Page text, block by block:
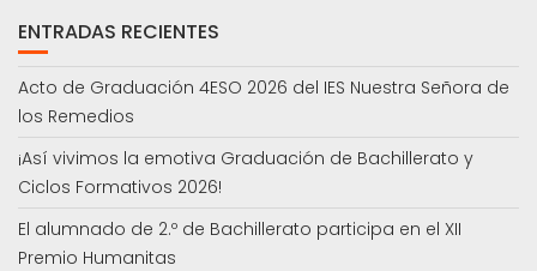
ENTRADAS RECIENTES
Acto de Graduación 4ESO 2026 del IES Nuestra Señora de
los Remedios
¡Así vivimos la emotiva Graduación de Bachillerato y
Ciclos Formativos 2026!
El alumnado de 2.º de Bachillerato participa en el XII
Premio Humanitas